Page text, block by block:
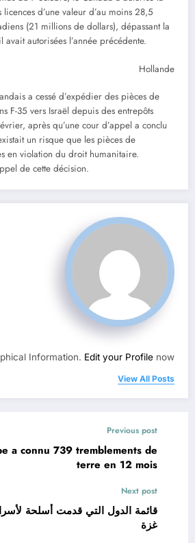
d’une valeur d’au moins 28,5
(21 millions de dollars), dépassant la
avait autorisées l’année précédente.
Hollande
a cessé d’expédier des pièces de
F-35 vers Israël depuis des entrepôts
après qu’une cour d’appel a conclu
un risque que les pièces de
en violation du droit humanitaire.
de cette décision.
Information. Edit your Profile now.
View All Posts
Previous post
a connu 739 tremblements de
terre en 12 mois
Next post
قائمة الدول التي قدمت أسلحة
غزة